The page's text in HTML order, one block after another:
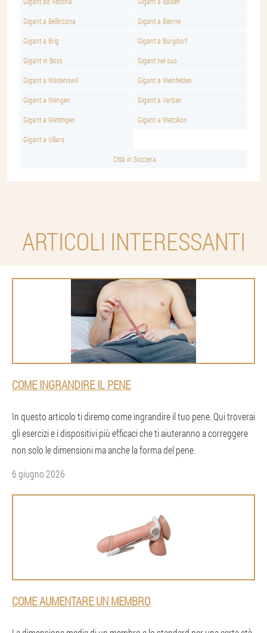
Gigant a Bellinzona Gigant a Bienne
Gigant a Brig Gigant a Burgdorf
Gigant in Boss Gigant nel suo
Gigant a Wädenswil Gigant a Weinfelden
Gigant a Wengen Gigant a Verbier
Gigant a Wettingen Gigant a Wetzikon
Gigant a Villars
Città in Svizzera
ARTICOLI INTERESSANTI
COME INGRANDIRE IL PENE
In questo articolo ti diremo come ingrandire il tuo pene. Qui troverai
gli esercizi e i dispositivi più efficaci che ti aiuteranno a correggere
non solo le dimensioni ma anche la forma del pene.
6 giugno 2026
COME AUMENTARE UN MEMBRO